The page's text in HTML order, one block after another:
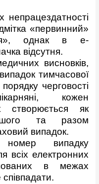
непрацездатності
«первинний»
однак в е-
відсутня.
висновків,
тимчасової
черговості
кожен
створюється як
та разом
випадок.
випадку
всіх електронних
в межах